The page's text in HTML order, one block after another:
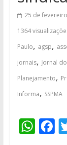
25 de
1364
Paulo, agsp,
jornais, Jornal
Planejamento,
Informa, SSPMA
W F